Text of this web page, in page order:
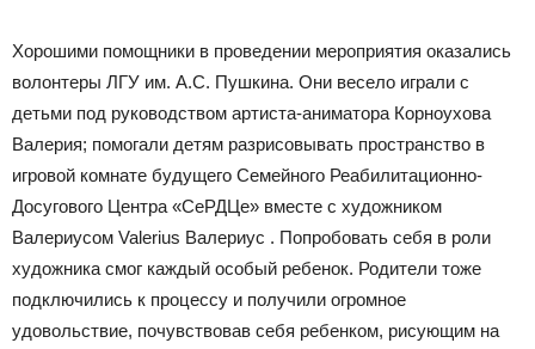
Хорошими помощники в проведении мероприятия оказались
волонтеры ЛГУ им. А.С. Пушкина. Они весело играли с
детьми под руководством артиста-аниматора Корноухова
Валерия; помогали детям разрисовывать пространство в
игровой комнате будущего Семейного Реабилитационно-
Досугового Центра «СеРДЦе» вместе с художником
Валериусом Valerius Валериус . Попробовать себя в роли
художника смог каждый особый ребенок. Родители тоже
подключились к процессу и получили огромное
удовольствие, почувствовав себя ребенком, рисующим на